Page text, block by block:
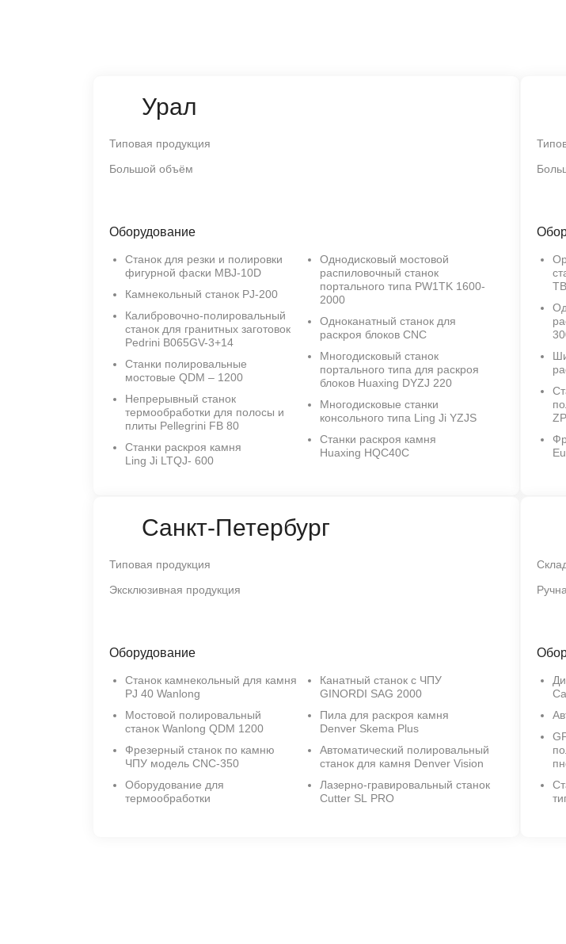
Урал
Типовая продукция
Большой объём
Оборудование
Станок для резки и полировки
фигурной фаски MBJ-10D
Камнекольный станок PJ-200
Калибровочно-полировальный
станок для гранитных заготовок
Pedrini B065GV-3+14
Станки полировальные
мостовые QDM – 1200
Непрерывный станок
термообработки для полосы и
плиты Pellegrini FB 80
Станки раскроя камня
Ling Ji LTQJ- 600
Однодисковый мостовой
распиловочный станок
портального типа PW1TK 1600-
2000
Одноканатный станок для
раскроя блоков CNC
Многодисковый станок
портального типа для раскроя
блоков Huaxing DYZJ 220
Многодисковые станки
консольного типа Ling Ji YZJS
Станки раскроя камня
Huaxing HQC40C
Санкт-Петербург
Типовая продукция
Эксклюзивная продукция
Оборудование
Станок камнекольный для камня
PJ 40 Wanlong
Мостовой полировальный
станок Wanlong QDM 1200
Фрезерный станок по камню
ЧПУ модель CNC-350
Оборудование для
термообработки
Канатный станок с ЧПУ
GINORDI SAG 2000
Пила для раскроя камня
Denver Skema Plus
Автоматический полировальный
станок для камня Denver Vision
Лазерно-гравировальный станок
Cutter SL PRO